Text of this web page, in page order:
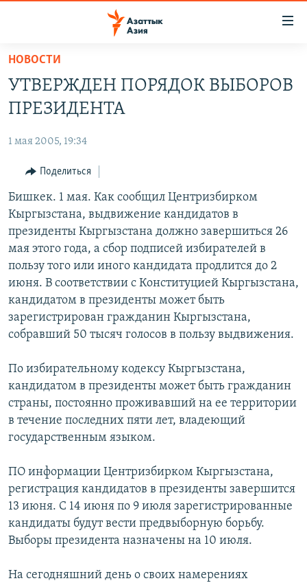
Вернуться
основному
содержанию
навигации
Вернутся
поиску
УЗБЕКИСТАН
ТАДЖИКИСТАН
НА ДРУГИХ ЯЗЫКАХ
ҚАЗАҚША
КЫРГЫЗЧА
ЎЗБЕКЧА
ТОҶИКӢ
TÜRKMENÇE
Все сайты РСЕ/РС
НОВОСТИ
УТВЕРЖДЕН ПОРЯДОК ВЫБОРОВ
ПРЕЗИДЕНТА
1 мая 2005, 19:34
Поделиться
Бишкек. 1 мая. Как сообщил Центризбирком
Кыргызстана, выдвижение кандидатов в
президенты Кыргызстана должно завершиться 26
мая этого года, а сбор подписей избирателей в
пользу того или иного кандидата продлится до 2
июня. В соответствии с Конституцией Кыргызстана,
кандидатом в президенты может быть
зарегистрирован гражданин Кыргызстана,
собравший 50 тысяч голосов в пользу выдвижения.
По избирательному кодексу Кыргызстана,
кандидатом в президенты может быть гражданин
страны, постоянно проживавший на ее территории
в течение последних пяти лет, владеющий
государственным языком.
ПО информации Центризбирком Кыргызстана,
регистрация кандидатов в президенты завершится
13 июня. С 14 июня по 9 июля зарегистрированные
кандидаты будут вести предвыборную борьбу.
Выборы президента назначены на 10 июля.
На сегодняшний день о своих намерениях